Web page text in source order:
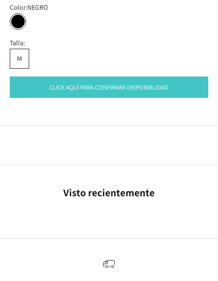
Color:NEGRO
NEGRO
Talla:
M
CLICK AQUÍ PARA CONFIRMAR DISPONIBLIDAD
Visto recientemente